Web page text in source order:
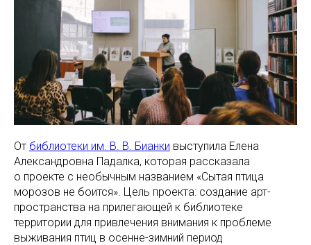
От библиотеки им. В. В. Бианки выступила Елена
Александровна Падалка, которая рассказала
о проекте с необычным названием «Сытая птица
морозов не боится». Цель проекта: создание арт-
пространства на прилегающей к библиотеке
территории для привлечения внимания к проблеме
выживания птиц в осенне-зимний период